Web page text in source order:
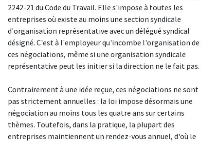
2242-21 du Code du Travail. Elle s'impose à toutes les
entreprises où existe au moins une section syndicale
d'organisation représentative avec un délégué syndical
désigné. C'est à l'employeur qu'incombe l'organisation de
ces négociations, même si une organisation syndicale
représentative peut les initier si la direction ne le fait pas.
Contrairement à une idée reçue, ces négociations ne sont
pas strictement annuelles : la loi impose désormais une
négociation au moins tous les quatre ans sur certains
thèmes. Toutefois, dans la pratique, la plupart des
entreprises maintiennent un rendez-vous annuel, d'où le